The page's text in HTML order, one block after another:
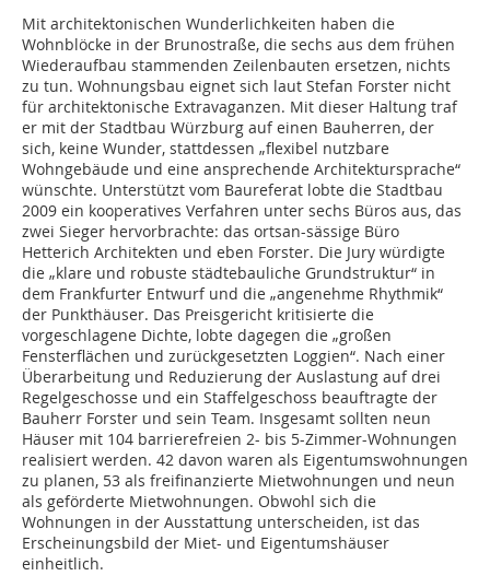
Mit architektonischen Wunderlichkeiten haben die
Wohnblöcke in der Brunostraße, die sechs aus dem frühen
Wiederaufbau stammenden Zeilenbauten ersetzen, nichts
zu tun. Wohnungsbau eignet sich laut Stefan Forster nicht
für architektonische Extravaganzen. Mit dieser Haltung traf
er mit der Stadtbau Würzburg auf einen Bauherren, der
sich, keine Wunder, stattdessen „flexibel nutzbare
Wohngebäude und eine ansprechende Architektursprache“
wünschte. Unterstützt vom Baureferat lobte die Stadtbau
2009 ein kooperatives Verfahren unter sechs Büros aus, das
zwei Sieger hervorbrachte: das ortsan-sässige Büro
Hetterich Architekten und eben Forster. Die Jury würdigte
die „klare und robuste städtebauliche Grundstruktur“ in
dem Frankfurter Entwurf und die „angenehme Rhythmik“
der Punkthäuser. Das Preisgericht kritisierte die
vorgeschlagene Dichte, lobte dagegen die „großen
Fensterﬂächen und zurückgesetzten Loggien“. Nach einer
Überarbeitung und Reduzierung der Auslastung auf drei
Regelgeschosse und ein Staffelgeschoss beauftragte der
Bauherr Forster und sein Team. Insgesamt sollten neun
Häuser mit 104 barrierefreien 2- bis 5-Zimmer-Wohnungen
realisiert werden. 42 davon waren als Eigentumswohnungen
zu planen, 53 als freifinanzierte Mietwohnungen und neun
als geförderte Mietwohnungen. Obwohl sich die
Wohnungen in der Ausstattung unterscheiden, ist das
Erscheinungsbild der Miet- und Eigentumshäuser
einheitlich.